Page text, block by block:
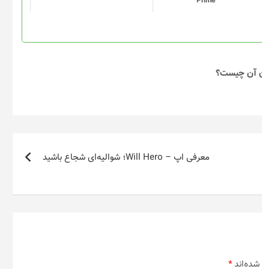
آن چیست؟
معرفی اپ – Will Hero؛ شوالیه‌ای شجاع باشید
*